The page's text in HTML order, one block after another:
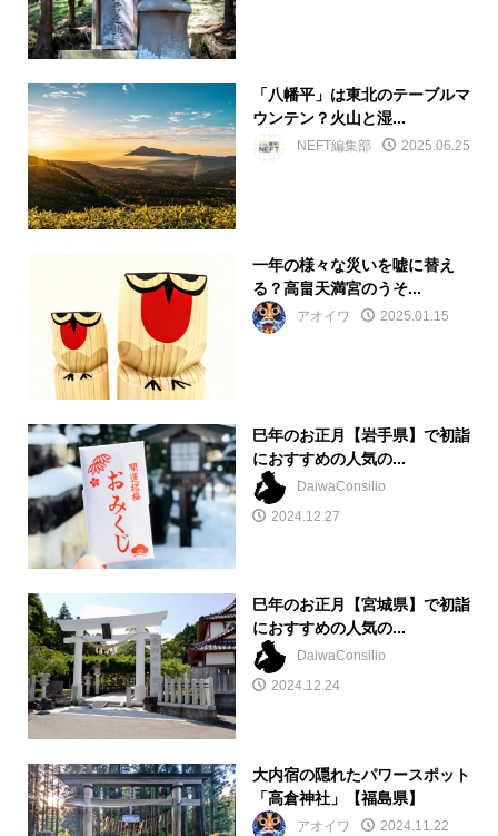
「八幡平」は東北のテーブルマ
ウンテン？火山と湿...
NEFT編集部 2025.06.25
一年の様々な災いを嘘に替え
る？高畠天満宮のうそ...
アオイワ 2025.01.15
巳年のお正月【岩手県】で初詣
におすすめの人気の...
DaiwaConsilio
2024.12.27
巳年のお正月【宮城県】で初詣
におすすめの人気の...
DaiwaConsilio
2024.12.24
大内宿の隠れたパワースポット
「高倉神社」【福島県】
アオイワ 2024.11.22